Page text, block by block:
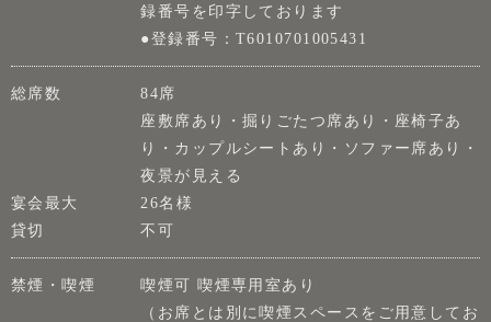
録番号を印字しております
●登録番号：T6010701005431
総席数
84席
座敷席あり・掘りごたつ席あり・座椅子あ
り・カップルシートあり・ソファー席あり・
夜景が見える
宴会最大
26名様
貸切
不可
禁煙・喫煙
喫煙可 喫煙専用室あり
（お席とは別に喫煙スペースをご用意してお